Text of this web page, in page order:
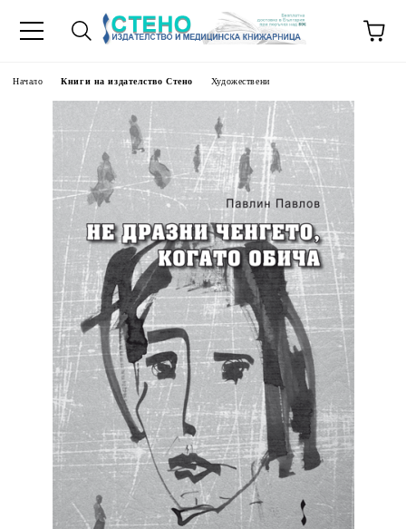
Начало Книги на издателство Стено Художествени